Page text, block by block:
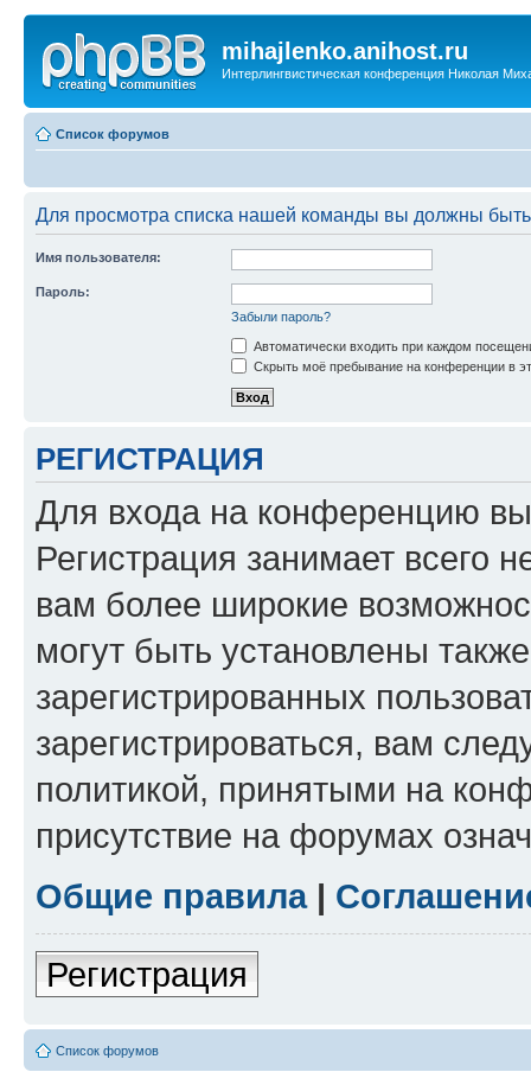
mihajlenko.anihost.ru
Интерлингвистическая конференция Николая
Список форумов
Для просмотра списка нашей команды вы должны
Имя пользователя:
Пароль:
Забыли пароль?
Автоматически входить при каждом
Скрыть моё пребывание на конференции в
РЕГИСТРАЦИЯ
Для входа на конференцию
Регистрация занимает всего
вам более широкие
могут быть установлены
зарегистрированных
зарегистрироваться, вам
политикой, принятыми на
присутствие на форумах
Общие правила|
Регистрация
Список форумов